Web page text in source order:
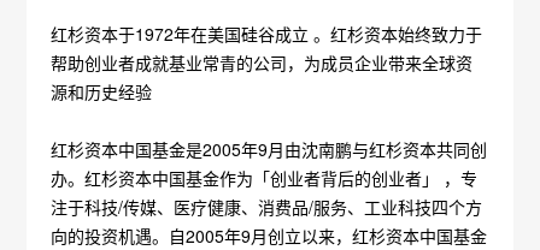
红杉资本于1972年在美国硅谷成立 。红杉资本始终致力于
帮助创业者成就基业常青的公司，为成员企业带来全球资
源和历史经验
红杉资本中国基金是2005年9月由沈南鹏与红杉资本共同创
办。红杉资本中国基金作为「创业者背后的创业者」 ，专
注于科技/传媒、医疗健康、消费品/服务、工业科技四个方
向的投资机遇。自2005年9月创立以来，红杉资本中国基金